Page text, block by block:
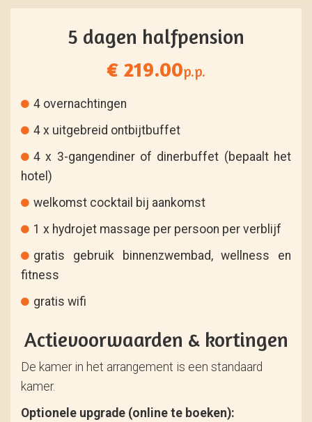
5 dagen halfpension
€ 219.00p.p.
4 overnachtingen
4 x uitgebreid ontbijtbuffet
4 x 3-gangendiner of dinerbuffet (bepaalt het
hotel)
welkomst cocktail bij aankomst
1 x hydrojet massage per persoon per verblijf
gratis gebruik binnenzwembad, wellness en
fitness
gratis wifi
Actievoorwaarden & kortingen
De kamer in het arrangement is een standaard
kamer.
Optionele upgrade (online te boeken):